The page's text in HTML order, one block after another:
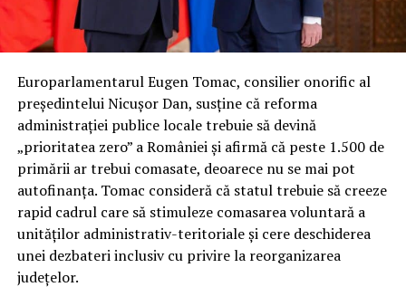
Europarlamentarul Eugen Tomac, consilier onorific al
președintelui Nicușor Dan, susține că reforma
administrației publice locale trebuie să devină
„prioritatea zero” a României și afirmă că peste 1.500 de
primării ar trebui comasate, deoarece nu se mai pot
autofinanța. Tomac consideră că statul trebuie să creeze
rapid cadrul care să stimuleze comasarea voluntară a
unităților administrativ-teritoriale și cere deschiderea
unei dezbateri inclusiv cu privire la reorganizarea
județelor.